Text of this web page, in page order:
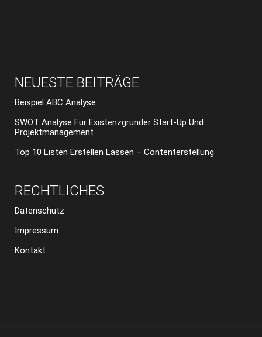
NEUESTE BEITRÄGE
Beispiel ABC Analyse
SWOT Analyse Für Existenzgründer Start-Up Und
Projektmanagement
Top 10 Listen Erstellen Lassen – Contenterstellung
RECHTLICHES
Datenschutz
Impressum
Kontakt